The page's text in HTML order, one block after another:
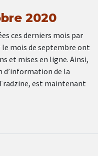
2020
ces derniers mois par
le mois de septembre ont
et mises en ligne. Ainsi,
d’information de la
est maintenant